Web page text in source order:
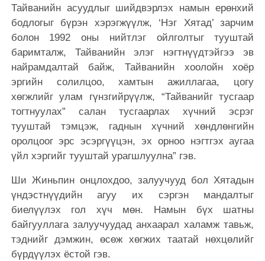
Тайванийн асуудлыг шийдвэрлэх намын ерөнхий
бодлогыг бүрэн хэрэгжүүлж, ‘Нэг Хятад’ зарчим
болон 1992 оны нийтлэг ойлголтыг тууштай
баримталж, Тайванийн элэг нэгтнүүдтэйгээ эв
найрамдалтай байж, Тайванийн хоолойн хоёр
эргийн солилцоо, хамтын ажиллагаа, цогу
хөгжлийг улам гүнзгийрүүлж, “Тайванийг тусгаар
тогтнуулах” салан тусгаарлах хүчний эсрэг
тууштай тэмцэж, гаднын хүчний хөндлөнгийн
оролцоог эрс эсэргүүцэн, эх орноо нэгтгэх аугаа
үйл хэргийг тууштай урагшлуулна” гэв.
Ши Жиньпин онцлохдоо, залуучууд бол Хятадын
үндэстнүүдийн агуу их сэргэн мандалтыг
биелүүлэх гол хүч мөн. Намын бүх шатны
байгууллага залуучуудад анхаарал халамж тавьж,
тэднийг дэмжин, өсөж хөгжих таатай нөхцөлийг
бүрдүүлэх ёстой гэв.